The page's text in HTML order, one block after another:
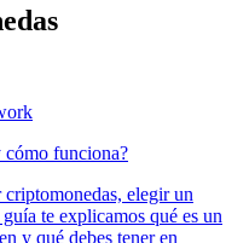
cómo funciona?
elegir un
te explicamos qué es un
y qué debes tener en